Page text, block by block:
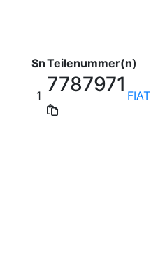
SnTeilenummer(n)
1 7787971 FIAT